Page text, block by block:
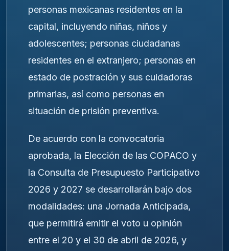
personas mexicanas residentes en la
capital, incluyendo niñas, niños y
adolescentes; personas ciudadanas
residentes en el extranjero; personas en
estado de postración y sus cuidadoras
primarias, así como personas en
situación de prisión preventiva.
De acuerdo con la convocatoria
aprobada, la Elección de las COPACO y
la Consulta de Presupuesto Participativo
2026 y 2027 se desarrollarán bajo dos
modalidades: una Jornada Anticipada,
que permitirá emitir el voto u opinión
entre el 20 y el 30 de abril de 2026, y